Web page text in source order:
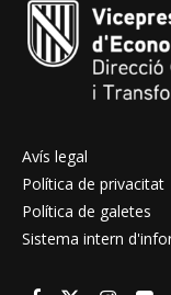
Avís legal
Política de privacitat
Política de galetes
Sistema intern